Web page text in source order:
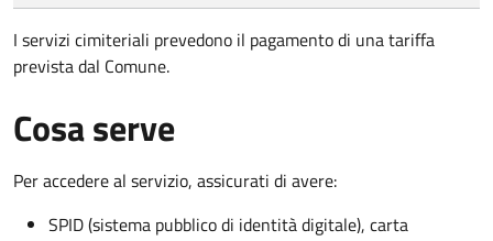
I servizi cimiteriali prevedono il pagamento di una tariffa
prevista dal Comune.
Cosa serve
Per accedere al servizio, assicurati di avere:
SPID (sistema pubblico di identità digitale), carta